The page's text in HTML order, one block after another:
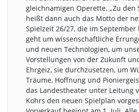
gleichnamigen Operette. „Zu den
heißt dann auch das Motto der
Spielzeit 26/27, die im September
geht um wissenschaftliche
und neuen Technologien, um
Vorstellungen von der Zukunft
Ehrgeiz, sie durchzusetzen, um
Träume, Hoffnung und
das Landestheater unter Leitung
Kohrs den neuen Spielplan